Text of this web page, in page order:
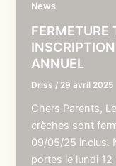
News
FERMETURE
ANNUEL
Driss / 29 avril 2025
Chers Parents,
crèches sont
09/05/25 inclus.
portes le lundi